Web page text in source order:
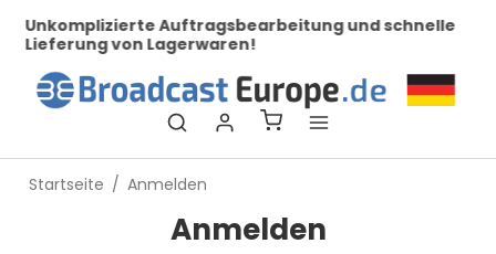
Unkomplizierte Auftragsbearbeitung und schnelle
Lieferung von Lagerwaren!
Startseite / Anmelden
Anmelden